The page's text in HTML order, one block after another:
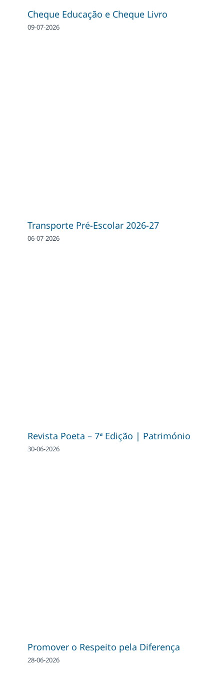
Cheque Educação e Cheque Livro
09-07-2026
Transporte Pré-Escolar 2026-27
06-07-2026
Revista Poeta – 7ª Edição | Património
30-06-2026
Promover o Respeito pela Diferença
28-06-2026